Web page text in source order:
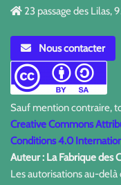
23 passage des Lilas,
Nous contacter
Sauf mention contraire,
Creative Commons
Conditions 4.0
Auteur : La Fabrique des
Les autorisations au-